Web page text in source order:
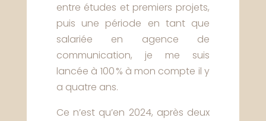
entre études et premiers projets,
puis une période en tant que
salariée en agence de
communication, je me suis
lancée à 100 % à mon compte il y
a quatre ans.
Ce n’est qu’en 2024, après deux